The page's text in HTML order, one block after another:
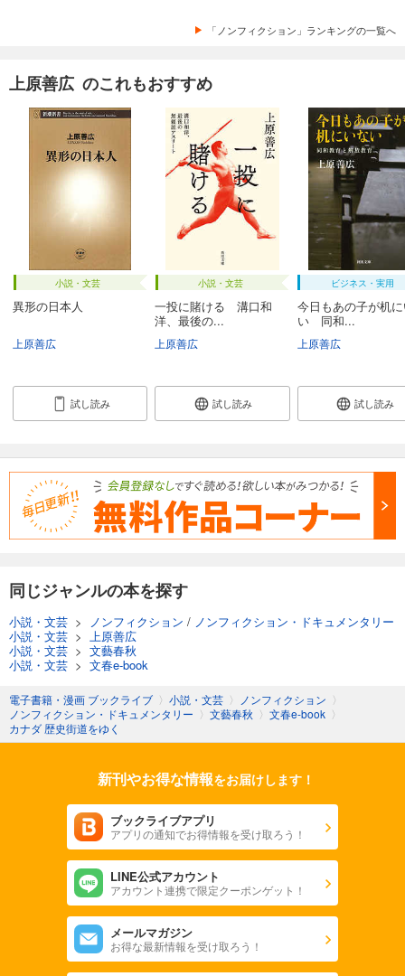
「ノンフィクション」ランキングの一覧へ
上原善広 のこれもおすすめ
小説・文芸
異形の日本人
上原善広
試し読み
小説・文芸
一投に賭ける 溝口和
洋、最後の...
上原善広
試し読み
ビジネス・実用
今日もあの子が机
い 同和...
上原善広
試し読み
同じジャンルの本を探す
小説・文芸 > ノンフィクション / ノンフィクション・ドキュメンタリー
小説・文芸 > 上原善広
小説・文芸 > 文藝春秋
小説・文芸 > 文春e-book
電子書籍・漫画 ブックライブ 〉 小説・文芸 〉 ノンフィクション 〉
ノンフィクション・ドキュメンタリー 〉 文藝春秋 〉 文春e-book 〉
カナダ 歴史街道をゆく
新刊やお得な情報をお届けします！
ブックライブアプリ
アプリの通知でお得情報を受け取ろう！
LINE公式アカウント
アカウント連携で限定クーポンゲット！
メールマガジン
お得な最新情報を受け取ろう！